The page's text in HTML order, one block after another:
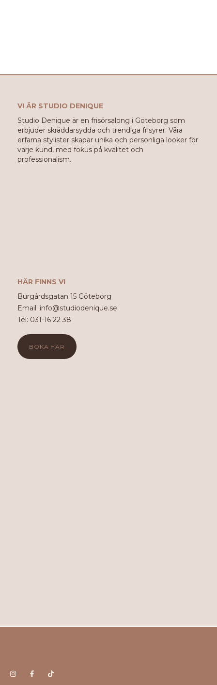
VI ÄR STUDIO DENIQUE
Studio Denique är en frisörsalong i Göteborg som
erbjuder skräddarsydda och trendiga frisyrer. Våra
erfarna stylister skapar unika och personliga looker för
varje kund, med fokus på kvalitet och
professionalism.
HÄR FINNS VI
Burgårdsgatan 15 Göteborg
Email: info@studiodenique.se
Tel: 031-16 22 38
BOKA HÄR